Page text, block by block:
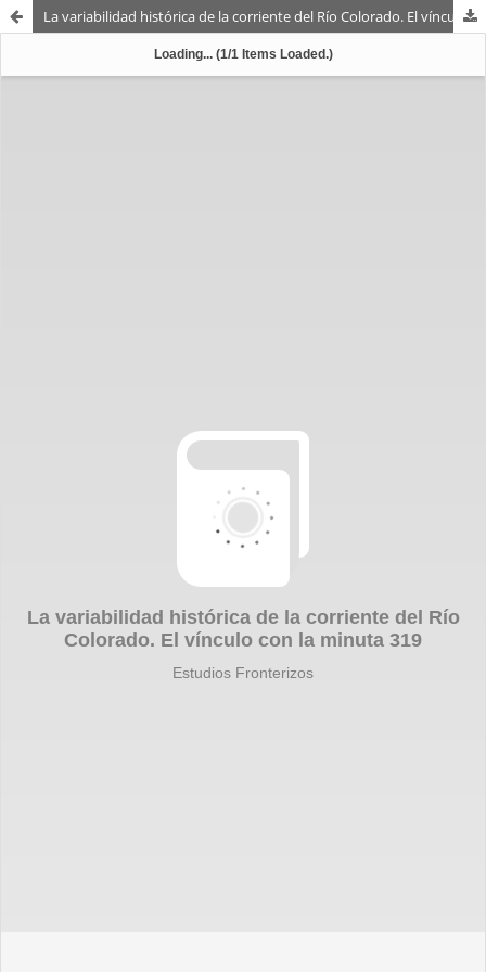
La variabilidad histórica de la corriente del Río Colorado. El vínculo con la minuta 319